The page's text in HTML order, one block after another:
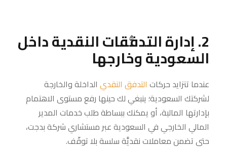
2. إدارة التدفُّقات النقدية داخل
السعودية وخارجها
عندما تتزايد حركات التدفق النقدي الداخلة والخارجة
لشركتك السعودية؛ ينبغي لك حينها رفع مستوى الاهتمام
بإدارتها المالية، أو يمكنك ببساطة طلب خدمات المدير
المالي الخارجي في السعودية عبر مستشاري شركة بدجت،
حتى تضمن معاملات نقديَّة سلسة بلا توقّف.